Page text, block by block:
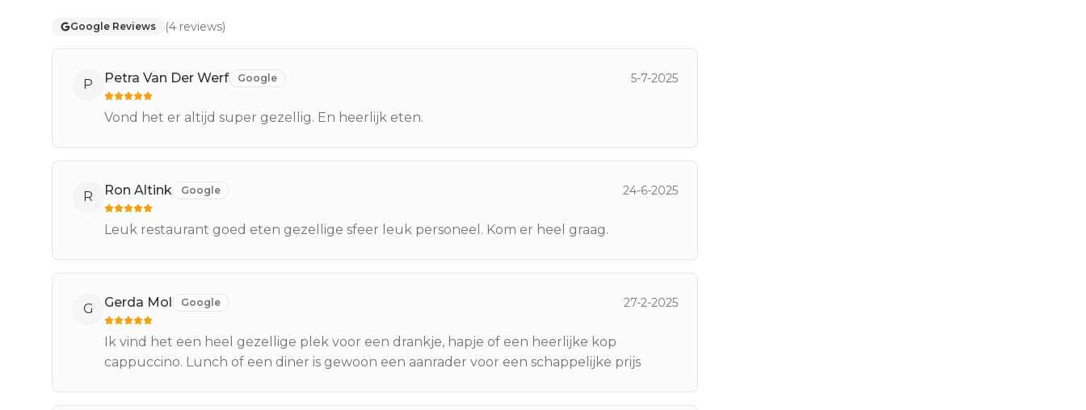
Google Reviews (4 reviews)
P Petra Van Der Werf Google 5-7-2025
Vond het er altijd super gezellig. En heerlijk eten.
R Ron Altink Google 24-6-2025
Leuk restaurant goed eten gezellige sfeer leuk personeel. Kom er heel graag.
G Gerda Mol Google 27-2-2025
Ik vind het een heel gezellige plek voor een drankje, hapje of een heerlijke kop
cappuccino. Lunch of een diner is gewoon een aanrader voor een schappelijke prijs